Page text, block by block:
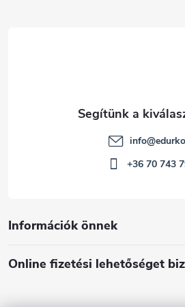
Információk önnek
Online fizetési lehetőséget
info@
+36 70 743